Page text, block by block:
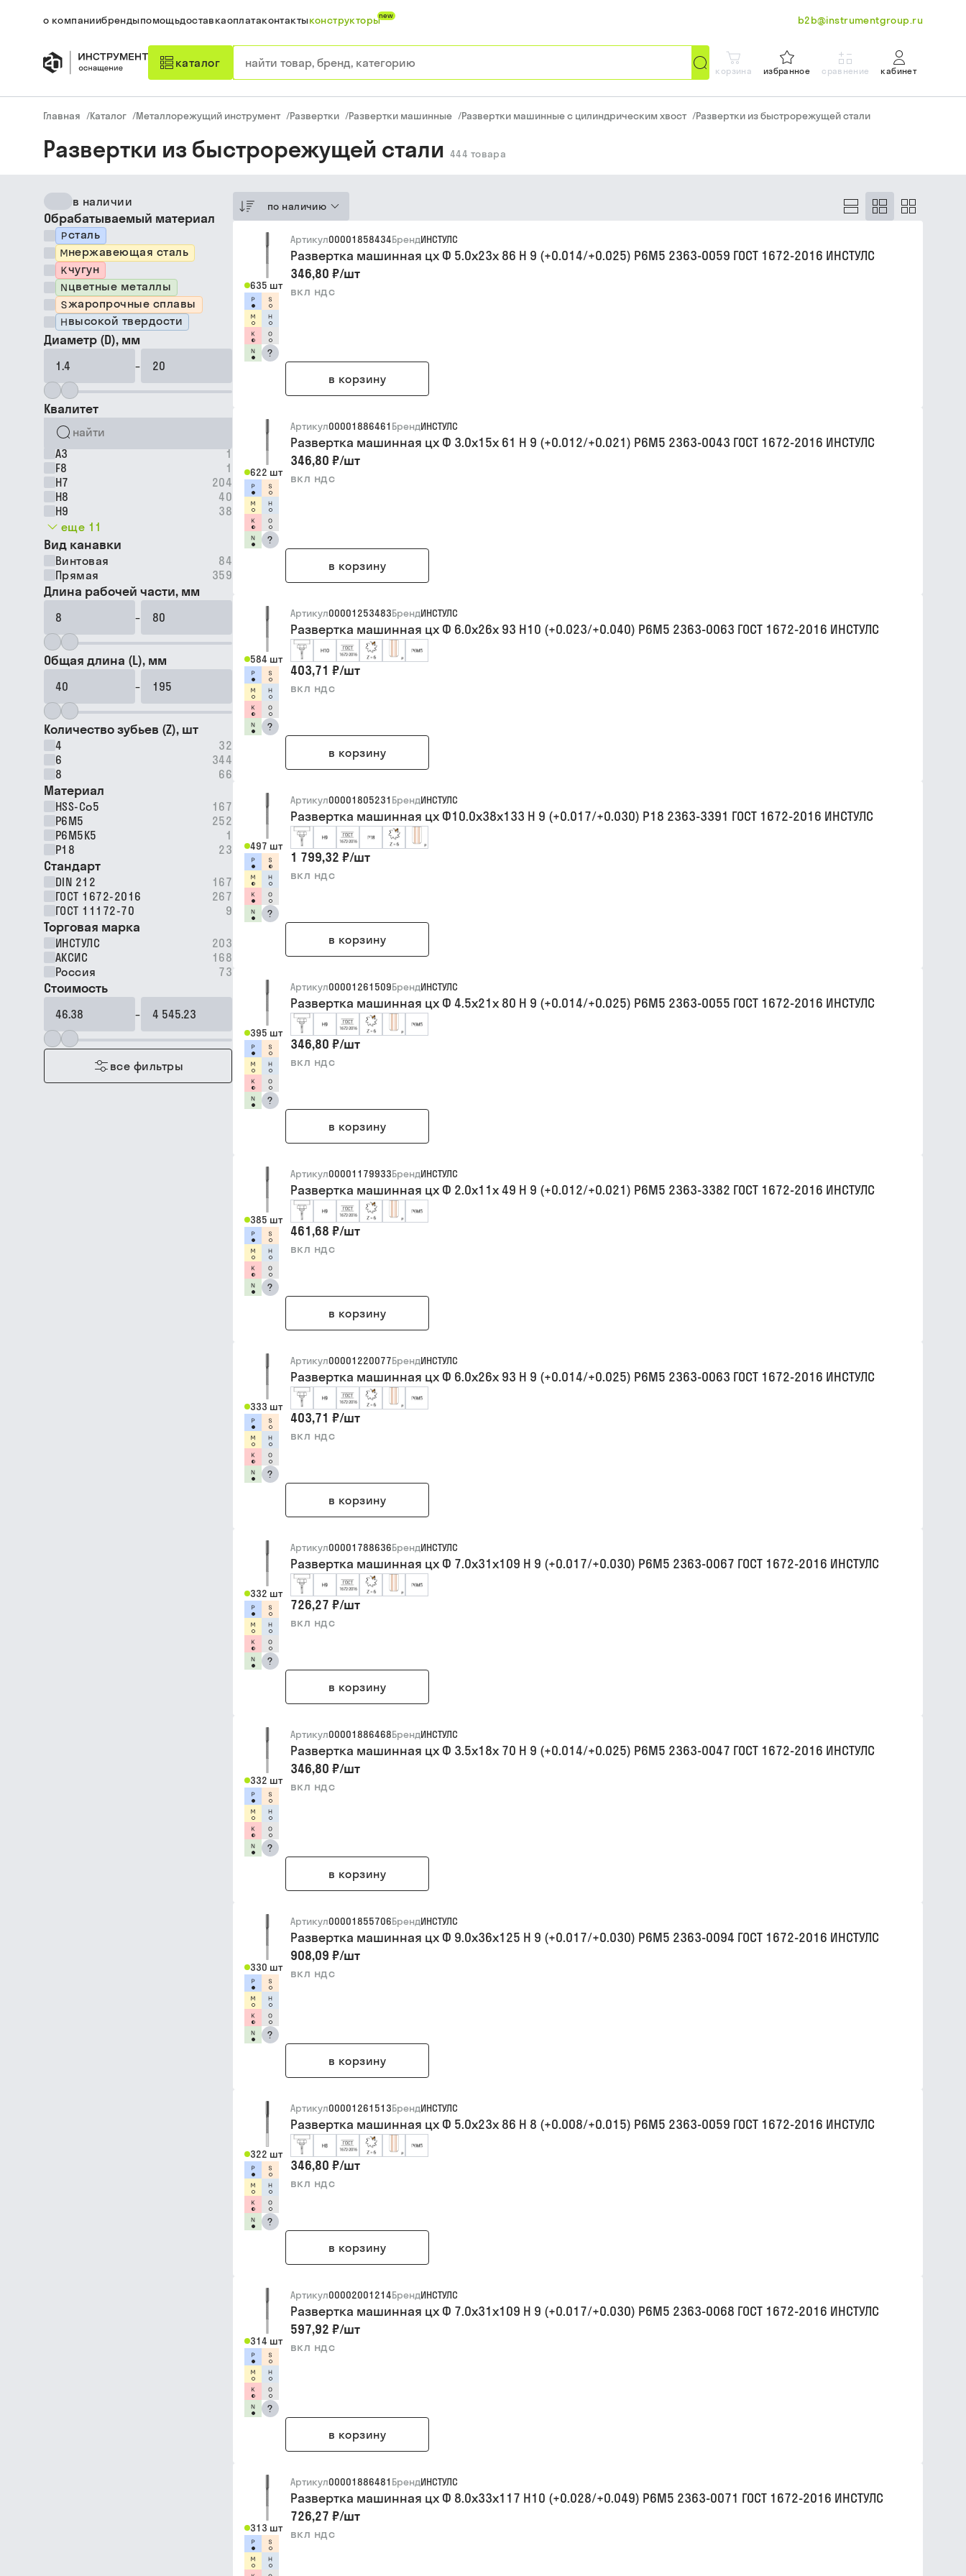
о компаниибрендыпомощьдоставкаоплатаконтактыконструкторыnew b2b@instrumentgroup.ru
каталог
корзина избранное сравнение кабинет
Главная /Каталог /Металлорежущий инструмент /Развертки /Развертки машинные /Развертки машинные с цилиндрическим хвост /Развертки из быстрорежущей стали
Развертки из быстрорежущей стали 444 товара
в наличии
Обрабатываемый материал
сталь
нержавеющая сталь
чугун
цветные металлы
жаропрочные сплавы
высокой твердости
Диаметр (D), мм
–
Квалитет
A3
1
F8
1
H7
204
H8
40
H9
38
еще 11
Вид канавки
Винтовая
84
Прямая
359
Длина рабочей части, мм
–
Общая длина (L), мм
–
Количество зубьев (Z), шт
4
32
6
344
8
66
Материал
HSS-Co5
167
Р6М5
252
Р6М5К5
1
Р18
23
Стандарт
DIN 212
167
ГОСТ 1672-2016
267
ГОСТ 11172-70
9
Торговая марка
ИНСТУЛС
203
АКСИС
168
Россия
73
Стоимость
–
все фильтры
по наличию
635 шт
?
Артикул00001858434БрендИНСТУЛС
Развертка машинная цх Ф 5.0х23х 86 H 9 (+0.014/+0.025) Р6М5 2363-0059 ГОСТ 1672-2016 ИНСТУЛС
346,80 ₽/шт
вкл ндс
в корзину
622 шт
?
Артикул00001886461 БрендИНСТУЛС
Развертка машинная цх Ф 3.0х15х 61 H 9 (+0.012/+0.021) Р6М5 2363-0043 ГОСТ 1672-2016 ИНСТУЛС
346,80 ₽/шт
вкл ндс
в корзину
584 шт
?
Артикул00001253483БрендИНСТУЛС
Развертка машинная цх Ф 6.0х26х 93 H10 (+0.023/+0.040) Р6М5 2363-0063 ГОСТ 1672-2016 ИНСТУЛС
403,71 ₽/шт
вкл ндс
в корзину
497 шт
?
Артикул00001805231 БрендИНСТУЛС
Развертка машинная цх Ф10.0х38х133 H 9 (+0.017/+0.030) Р18 2363-3391 ГОСТ 1672-2016 ИНСТУЛС
1 799,32 ₽/шт
вкл ндс
в корзину
395 шт
?
Артикул00001261509БрендИНСТУЛС
Развертка машинная цх Ф 4.5х21х 80 H 9 (+0.014/+0.025) Р6М5 2363-0055 ГОСТ 1672-2016 ИНСТУЛС
346,80 ₽/шт
вкл ндс
в корзину
385 шт
?
Артикул00001179933БрендИНСТУЛС
Развертка машинная цх Ф 2.0х11х 49 H 9 (+0.012/+0.021) Р6М5 2363-3382 ГОСТ 1672-2016 ИНСТУЛС
461,68 ₽/шт
вкл ндс
в корзину
333 шт
?
Артикул00001220077БрендИНСТУЛС
Развертка машинная цх Ф 6.0х26х 93 H 9 (+0.014/+0.025) Р6М5 2363-0063 ГОСТ 1672-2016 ИНСТУЛС
403,71 ₽/шт
вкл ндс
в корзину
332 шт
?
Артикул00001788636БрендИНСТУЛС
Развертка машинная цх Ф 7.0х31х109 H 9 (+0.017/+0.030) Р6М5 2363-0067 ГОСТ 1672-2016 ИНСТУЛС
726,27 ₽/шт
вкл ндс
в корзину
332 шт
?
Артикул00001886468БрендИНСТУЛС
Развертка машинная цх Ф 3.5х18х 70 H 9 (+0.014/+0.025) Р6М5 2363-0047 ГОСТ 1672-2016 ИНСТУЛС
346,80 ₽/шт
вкл ндс
в корзину
330 шт
?
Артикул00001855706БрендИНСТУЛС
Развертка машинная цх Ф 9.0х36х125 H 9 (+0.017/+0.030) Р6М5 2363-0094 ГОСТ 1672-2016 ИНСТУЛС
908,09 ₽/шт
вкл ндс
в корзину
322 шт
?
Артикул00001261513БрендИНСТУЛС
Развертка машинная цх Ф 5.0х23х 86 H 8 (+0.008/+0.015) Р6М5 2363-0059 ГОСТ 1672-2016 ИНСТУЛС
346,80 ₽/шт
вкл ндс
в корзину
314 шт
?
Артикул00002001214БрендИНСТУЛС
Развертка машинная цх Ф 7.0х31х109 H 9 (+0.017/+0.030) Р6М5 2363-0068 ГОСТ 1672-2016 ИНСТУЛС
597,92 ₽/шт
вкл ндс
в корзину
313 шт
Артикул00001886481 БрендИНСТУЛС
Развертка машинная цх Ф 8.0х33х117 H10 (+0.028/+0.049) Р6М5 2363-0071 ГОСТ 1672-2016 ИНСТУЛС
726,27 ₽/шт
вкл ндс